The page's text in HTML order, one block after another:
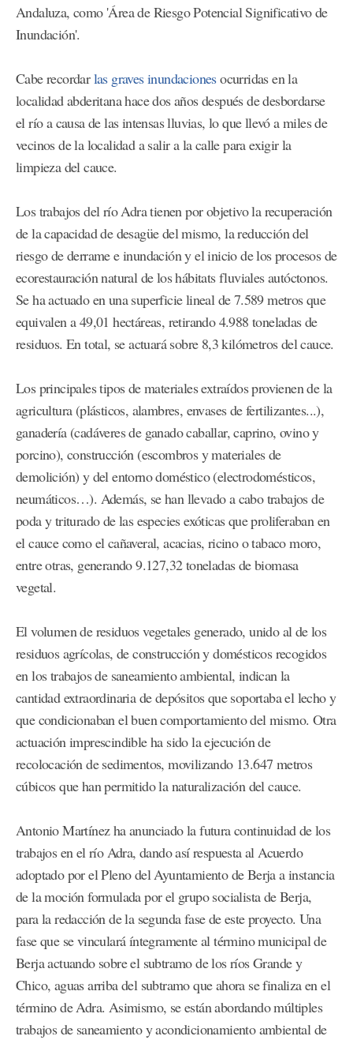
Andaluza, como 'Área de Riesgo Potencial Significativo de
Inundación'.
Cabe recordarlas graves inundacionesocurridas en la
localidad abderitana hace dos años después de desbordarse
el río a causa de las intensas lluvias, lo que llevó a miles de
vecinos de la localidad a salir a la calle para exigir la
limpieza del cauce.
Los trabajos del río Adra tienen por objetivo la recuperación
de la capacidad de desagüe del mismo, la reducción del
riesgo de derrame e inundación y el inicio de los procesos de
ecorestauración natural de los hábitats fluviales autóctonos.
Se ha actuado en una superficie lineal de 7.589 metros que
equivalen a 49,01 hectáreas, retirando 4.988 toneladas de
residuos. En total, se actuará sobre 8,3 kilómetros del cauce.
Los principales tipos de materiales extraídos provienen de la
agricultura (plásticos, alambres, envases de fertilizantes...),
ganadería (cadáveres de ganado caballar, caprino, ovino y
porcino), construcción (escombros y materiales de
demolición) y del entorno doméstico (electrodomésticos,
neumáticos…). Además, se han llevado a cabo trabajos de
poda y triturado de las especies exóticas que proliferaban en
el cauce como el cañaveral, acacias, ricino o tabaco moro,
entre otras, generando 9.127,32 toneladas de biomasa
vegetal.
El volumen de residuos vegetales generado, unido al de los
residuos agrícolas, de construcción y domésticos recogidos
en los trabajos de saneamiento ambiental, indican la
cantidad extraordinaria de depósitos que soportaba el lecho y
que condicionaban el buen comportamiento del mismo. Otra
actuación imprescindible ha sido la ejecución de
recolocación de sedimentos, movilizando 13.647 metros
cúbicos que han permitido la naturalización del cauce.
Antonio Martínez ha anunciado la futura continuidad de los
trabajos en el río Adra, dando así respuesta al Acuerdo
adoptado por el Pleno del Ayuntamiento de Berja a instancia
de la moción formulada por el grupo socialista de Berja,
para la redacción de la segunda fase de este proyecto. Una
fase que se vinculará íntegramente al término municipal de
Berja actuando sobre el subtramo de los ríos Grande y
Chico, aguas arriba del subtramo que ahora se finaliza en el
término de Adra. Asimismo, se están abordando múltiples
trabajos de saneamiento y acondicionamiento ambiental de